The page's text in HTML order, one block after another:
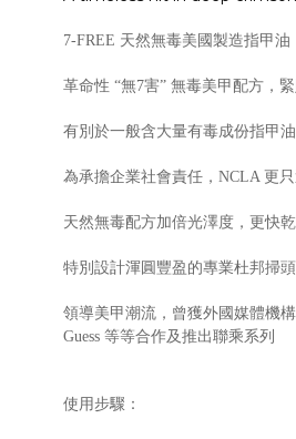
7-FREE 天然無毒美國製造指甲油
革命性 “無7害” 無毒美甲配方，
有別於一般含大量有毒成份指甲
為承擔企業社會責任，NCLA 更
天然無毒配方加倍光澤度，更快
特別設計渾圓豐盈的專業杜邦掃
領導美甲潮流，曾獲外國媒體機構
Guess 等等合作及推出聯乘系列
使用步驟：